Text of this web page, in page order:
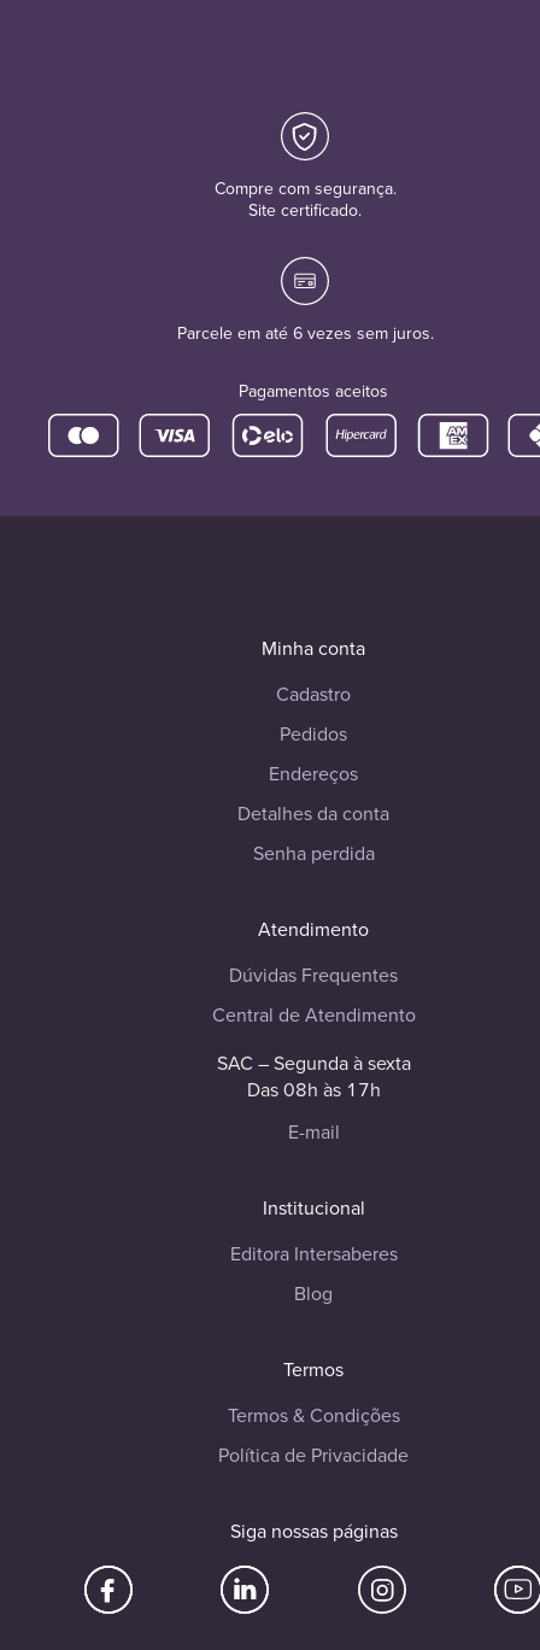
Compre com segurança.
Site certificado.
Parcele em até 6 vezes sem juros.
Pagamentos aceitos
Minha conta
Cadastro
Pedidos
Endereços
Detalhes da conta
Senha perdida
Atendimento
Dúvidas Frequentes
Central de Atendimento
SAC – Segunda à sexta
Das 08h às 17h
E-mail
Institucional
Editora Intersaberes
Blog
Termos
Termos & Condições
Política de Privacidade
Siga nossas páginas